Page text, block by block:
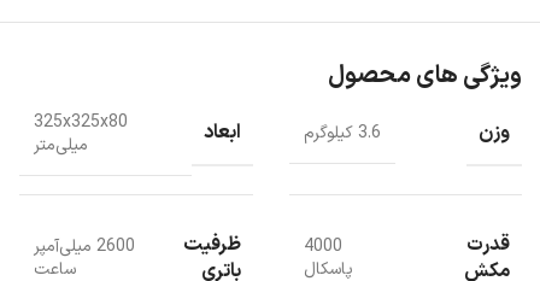
ویژگی های محصول
وزن 3.6 کیلوگرم ابعاد
325x325x80
میلی‌متر
قدرت
مکش
4000
پاسکال
ظرفیت
باتری
2600 میلی‌آمپر
ساعت